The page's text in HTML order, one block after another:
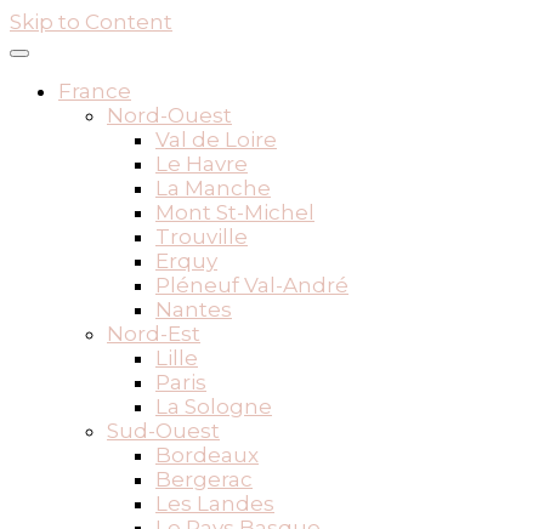
Skip to Content
France
Nord-Ouest
Val de Loire
Le Havre
La Manche
Mont St-Michel
Trouville
Erquy
Pléneuf Val-André
Nantes
Nord-Est
Lille
Paris
La Sologne
Sud-Ouest
Bordeaux
Bergerac
Les Landes